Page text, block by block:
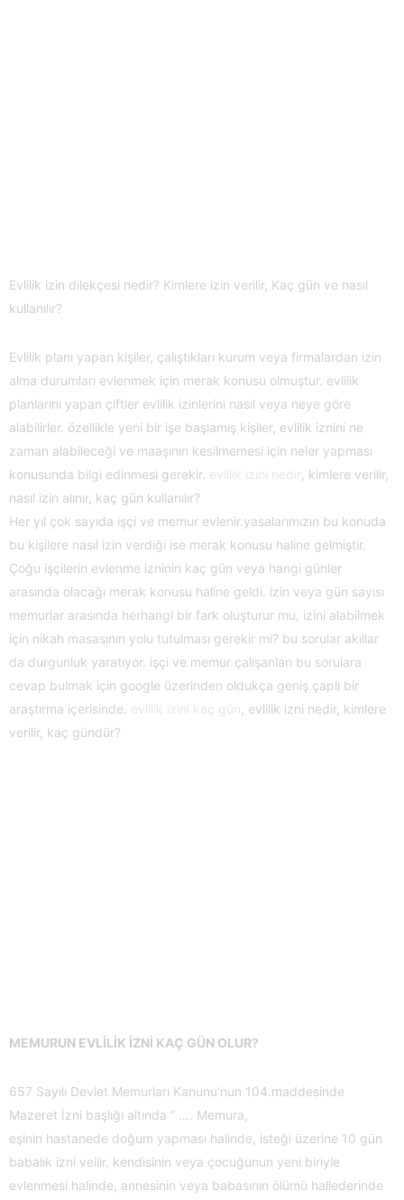
Evlilik izin dilekçesi nedir? Kimlere izin verilir, Kaç gün ve nasıl
kullanılır?
Evlilik planı yapan kişiler, çalıştıkları kurum veya firmalardan izin
alma durumları evlenmek için merak konusu olmuştur. evlilik
planlarını yapan çiftler evlilik izinlerini nasıl veya neye göre
alabilirler. özellikle yeni bir işe başlamış kişiler, evlilik iznini ne
zaman alabileceği ve maaşının kesilmemesi için neler yapması
konusunda bilgi edinmesi gerekir. evlilik izini nedir , kimlere verilir,
nasıl izin alınır, kaç gün kullanılır?
Her yıl çok sayıda işçi ve memur evlenir.yasalarımızın bu konuda
bu kişilere nasıl izin verdiği ise merak konusu haline gelmiştir.
Çoğu işçilerin evlenme izninin kaç gün veya hangi günler
arasında olacağı merak konusu haline geldi. izin veya gün sayısı
memurlar arasında herhangi bir fark oluşturur mu, izini alabilmek
için nikah masasının yolu tutulması gerekir mi? bu sorular akıllar
da durgunluk yaratıyor. işçi ve memur çalışanları bu sorulara
cevap bulmak için google üzerinden oldukça geniş çaplı bir
araştırma içerisinde. evlilik izini kaç gün , evlilik izni nedir, kimlere
verilir, kaç gündür?
MEMURUN EVLİLİK İZNİ KAÇ GÜN OLUR?
657 Sayılı Devlet Memurları Kanunu’nun 104.maddesinde
Mazeret İzni başlığı altında ” …. Memura,
eşinin hastanede doğum yapması halinde, isteği üzerine 10 gün
babalık izni veilir, kendisinin veya çocuğunun yeni biriyle
evlenmesi halinde, annesinin veya babasının ölümü hallederinde